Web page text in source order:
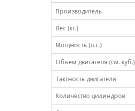
Производитель
Вес (кг.)
Мощность (л.с.)
Объем двигателя (см. куб.)
Тактность двигателя
Количество цилиндров